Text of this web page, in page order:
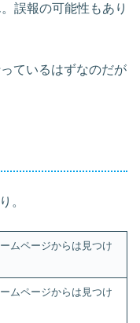
誤報の可能性もあり
ているはずなのだが
。
ムページからは見つけ
ムページからは見つけ